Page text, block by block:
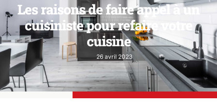
Les raisons de faire appel à un
cuisiniste pour refaire votre
cuisine
26 avril 2023